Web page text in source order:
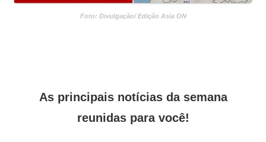
Foto: Divulgação/ Edição Asia ON
As principais notícias da semana
reunidas para você!